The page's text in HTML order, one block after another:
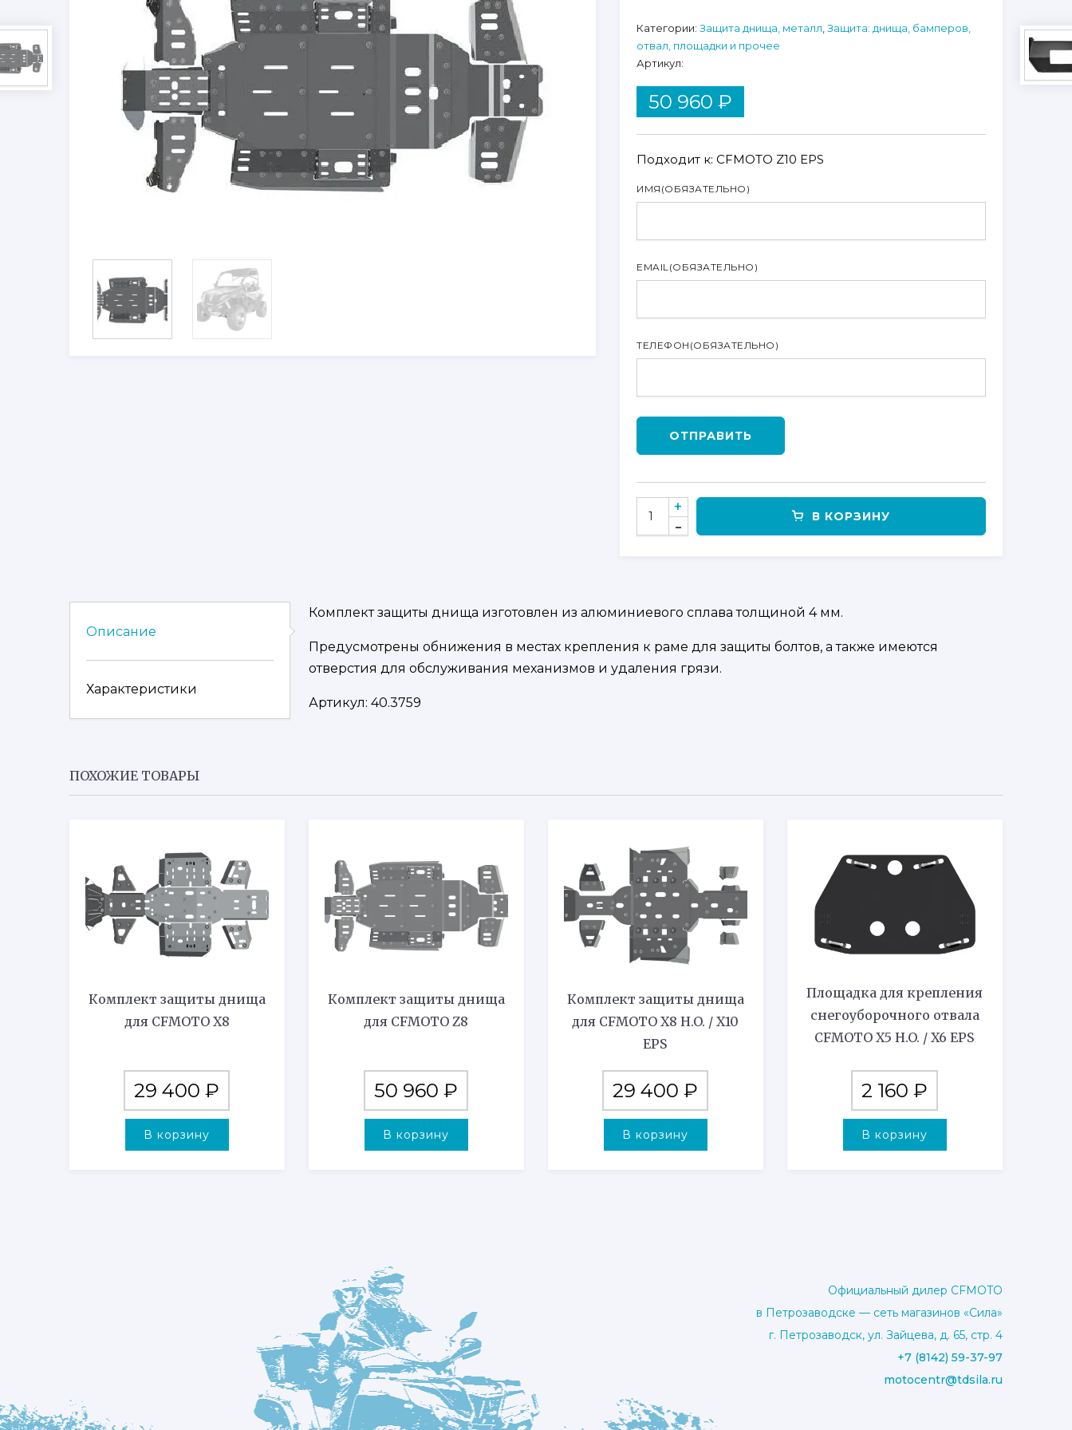
50 960₽
Подходит к: CFMOTO Z10 EPS
ИМЯ (ОБЯЗАТЕЛЬНО)
EMAIL(ОБЯЗАТЕЛЬНО)
ТЕЛЕФОН (ОБЯЗАТЕЛЬНО)
ОТПРАВИТЬ
КОЛИЧЕСТВО
ТОВАРА
CFMOTO
EPS
В КОРЗИНУ
Категории:Защита днища, металл ,Защита: днища, бамперов,
отвал, площадки и прочее
Артикул:
Описание
Характеристики
Комплект защиты днища изготовлен из алюминиевого сплава толщиной 4 мм.
Предусмотрены обнижения в местах крепления к раме для защиты болтов, а также имеются
отверстия для обслуживания механизмов и удаления грязи.
Артикул: 40.3759
ПОХОЖИЕ ТОВАРЫ
Комплект защиты днища
для CFMOTO X8
29 400₽
В корзину
Комплект защиты днища
для CFMOTO Z8
50 960₽
В корзину
Комплект защиты днища
для CFMOTO X8 H.O. / X10
EPS
29 400₽
В корзину
Площадка для крепления
снегоуборочного отвала
CFMOTO X5 H.O. / X6 EPS
2 160₽
В корзину
Официальный дилер CFMOTO
в Петрозаводске — сеть магазинов «Сила»
г. Петрозаводск, ул. Зайцева, д. 65, стр. 4
+7 (8142) 59-37-97
motocentr@tdsila.ru